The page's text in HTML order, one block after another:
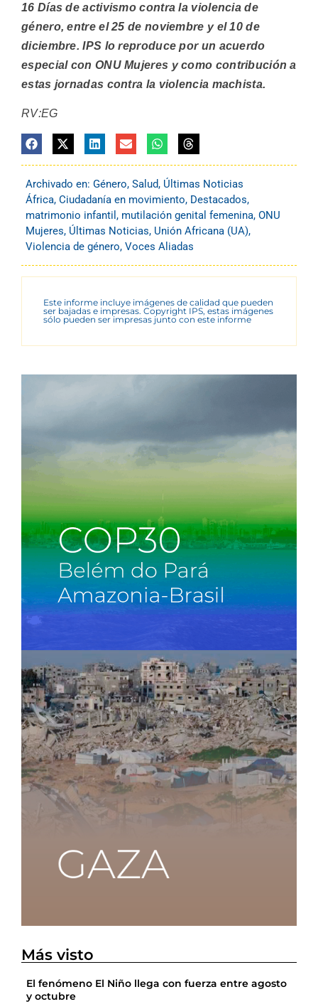
16 Días de activismo contra la violencia de
género, entre el 25 de noviembre y el 10 de
diciembre. IPS lo reproduce por un acuerdo
especial con ONU Mujeres y como contribución a
estas jornadas contra la violencia machista.
RV:EG
Archivado en: Género, Salud, Últimas Noticias
África, Ciudadanía en movimiento, Destacados,
matrimonio infantil , mutilación genital femenina, ONU
Mujeres, Últimas Noticias, Unión Africana (UA),
Violencia de género, Voces Aliadas
Este informe incluye imágenes de calidad que pueden
ser bajadas e impresas. Copyright IPS, estas imágenes
sólo pueden ser impresas junto con este informe
Más visto
El fenómeno El Niño llega con fuerza entre agosto
y octubre